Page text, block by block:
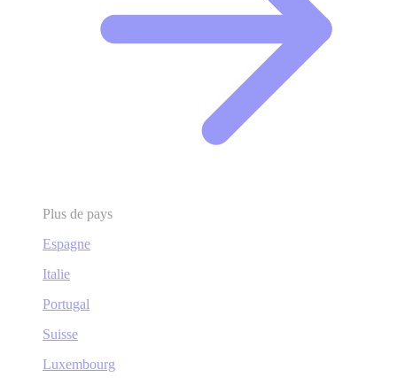
Plus de pays
Espagne
Italie
Portugal
Suisse
Luxembourg